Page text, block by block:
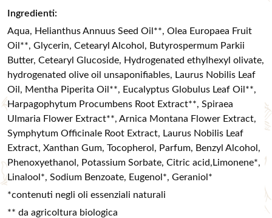
Ingredienti:
Aqua, Helianthus Annuus Seed Oil**, Olea Europaea Fruit
Oil**, Glycerin, Cetearyl Alcohol, Butyrospermum Parkii
Butter, Cetearyl Glucoside, Hydrogenated ethylhexyl olivate,
hydrogenated olive oil unsaponifiables, Laurus Nobilis Leaf
Oil, Mentha Piperita Oil**, Eucalyptus Globulus Leaf Oil**,
Harpagophytum Procumbens Root Extract**, Spiraea
Ulmaria Flower Extract**, Arnica Montana Flower Extract,
Symphytum Officinale Root Extract, Laurus Nobilis Leaf
Extract, Xanthan Gum, Tocopherol, Parfum, Benzyl Alcohol,
Phenoxyethanol, Potassium Sorbate, Citric acid,Limonene*,
Linalool*, Sodium Benzoate, Eugenol*, Geraniol*
*contenuti negli oli essenziali naturali
** da agricoltura biologica